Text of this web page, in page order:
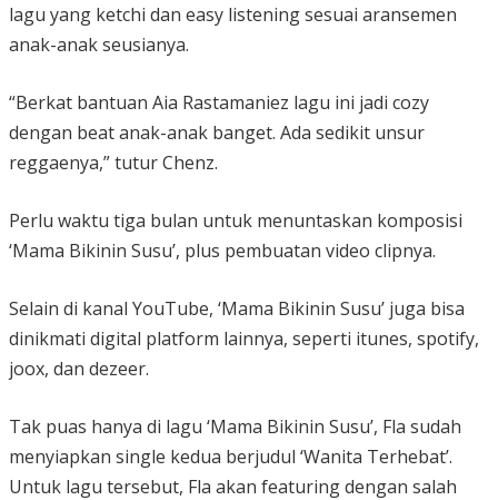
lagu yang ketchi dan easy listening sesuai aransemen
anak-anak seusianya.
“Berkat bantuan Aia Rastamaniez lagu ini jadi cozy
dengan beat anak-anak banget. Ada sedikit unsur
reggaenya,” tutur Chenz.
Perlu waktu tiga bulan untuk menuntaskan komposisi
‘Mama Bikinin Susu’, plus pembuatan video clipnya.
Selain di kanal YouTube, ‘Mama Bikinin Susu’ juga bisa
dinikmati digital platform lainnya, seperti itunes, spotify,
joox, dan dezeer.
Tak puas hanya di lagu ‘Mama Bikinin Susu’, Fla sudah
menyiapkan single kedua berjudul ‘Wanita Terhebat’.
Untuk lagu tersebut, Fla akan featuring dengan salah